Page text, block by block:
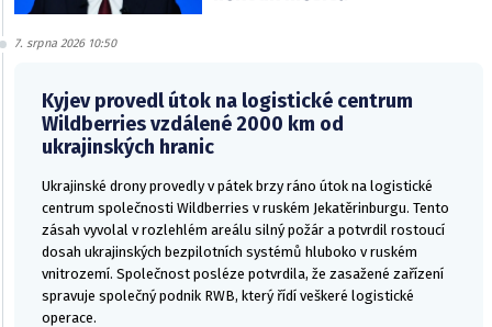
7. srpna 2026 10:50
Kyjev provedl útok na logistické centrum
Wildberries vzdálené 2000 km od
ukrajinských hranic
Ukrajinské drony provedly v pátek brzy ráno útok na logistické
centrum společnosti Wildberries v ruském Jekatěrinburgu. Tento
zásah vyvolal v rozlehlém areálu silný požár a potvrdil rostoucí
dosah ukrajinských bezpilotních systémů hluboko v ruském
vnitrozemí. Společnost posléze potvrdila, že zasažené zařízení
spravuje společný podnik RWB, který řídí veškeré logistické
operace.